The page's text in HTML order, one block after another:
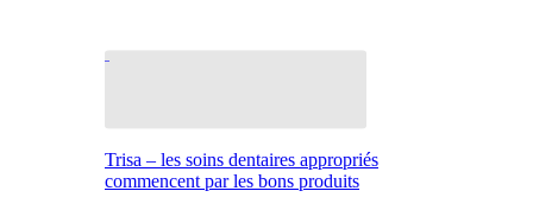
Trisa – les soins dentaires appropriés
commencent par les bons produits